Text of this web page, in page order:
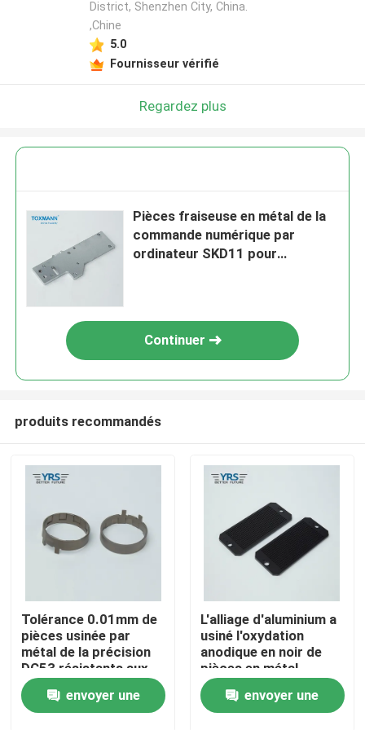
Maison
Produits
District, Shenzhen City, China.
,Chine
5.0
Fournisseur vérifié
Regardez plus
Pièces fraiseuse en métal de la
commande numérique par
ordinateur SKD11 pour
Continuer
produits recommandés
Tolérance 0.01mm de
pièces usinée par
métal de la précision
DC53 résistants aux
acides
envoyer une
L'alliage d'aluminium a
usiné l'oxydation
anodique en noir de
pièces en métal
universelle
envoyer une